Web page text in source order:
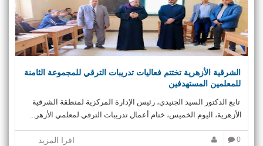
الشرقية الأزهرية تختتم فعاليات تدريبات الترقي للمجموعة الثامنة
للمعلمين المستهدفين
تابع الدكتور السيد الجنيدي، رئيس الإدارة المركزية لمنطقة الشرقية
الأزهرية، اليوم الخميس، ختام أعمال تدريبات الترقي لمعلمي الأزهر...
اقرا المزيد 0